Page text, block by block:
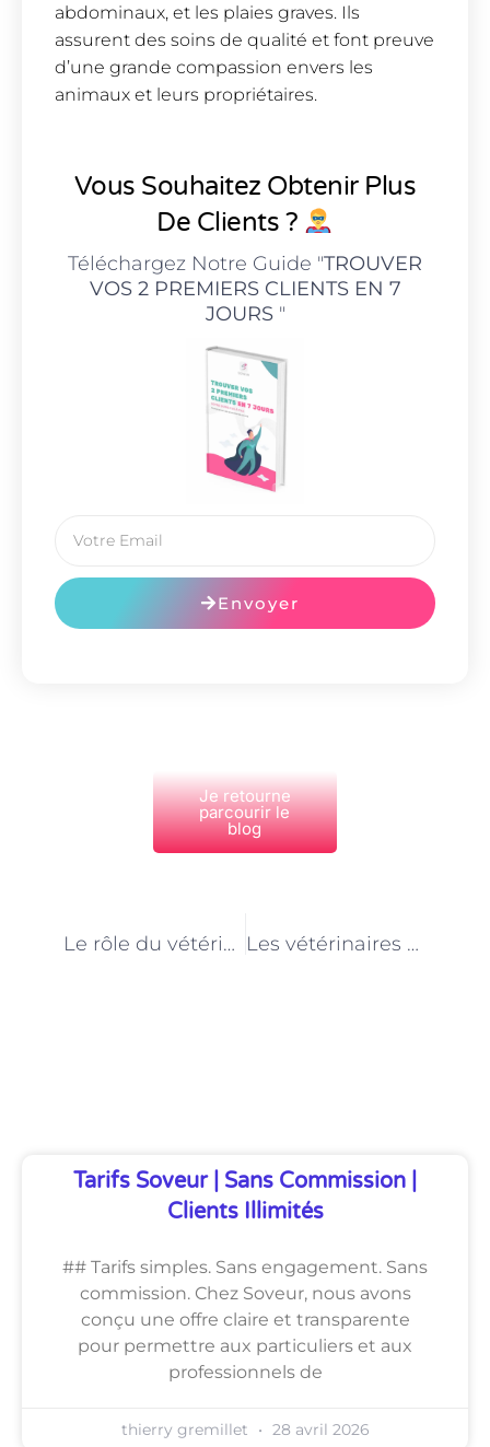
abdominaux, et les plaies graves. Ils
assurent des soins de qualité et font preuve
d’une grande compassion envers les
animaux et leurs propriétaires.
Vous Souhaitez Obtenir Plus
De Clients ?
Téléchargez Notre Guide "TROUVER
VOS 2 PREMIERS CLIENTS EN 7
JOURS"
Envoyer
Je retourne
parcourir le
blog
Le rôle du vétérinaire dans la prévention des maladies animales à Paris Les vétérinaires et les parasites externes à Paris : prévenir et traiter les infestations
Tarifs Soveur | Sans Commission |
Clients Illimités
## Tarifs simples. Sans engagement. Sans
commission. Chez Soveur, nous avons
conçu une offre claire et transparente
pour permettre aux particuliers et aux
professionnels de
thierry gremillet 28 avril 2026